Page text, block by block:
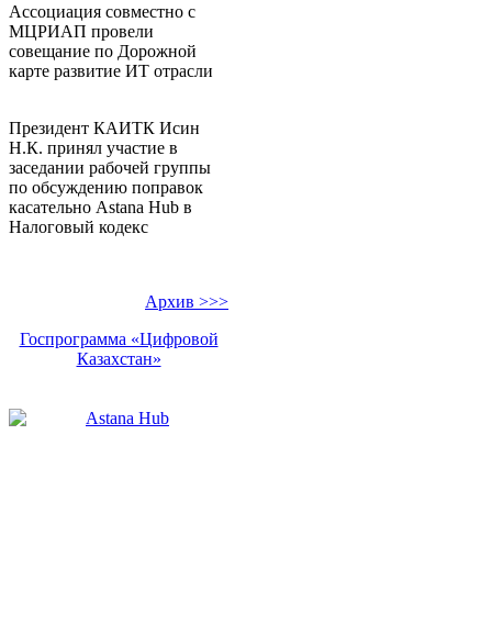
Ассоциация совместно с
МЦРИАП провели
совещание по Дорожной
карте развитие ИТ отрасли
Президент КАИТК Исин
Н.К. принял участие в
заседании рабочей группы
по обсуждению поправок
касательно Аstana Hub в
Налоговый кодекс
Архив >>>
Госпрограмма «Цифровой
Казахстан»